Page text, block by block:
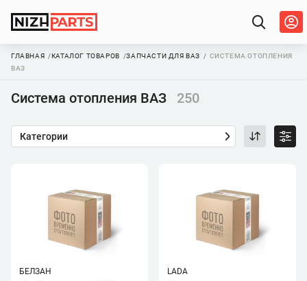
ГЛАВНАЯ КАТАЛОГ ТОВАРОВ ЗАПЧАСТИ ДЛЯ ВАЗ
СИСТЕМА ОТОПЛЕНИЯ
ВАЗ
Система отопления ВАЗ 250
Категории
БЕЛЗАН LADA